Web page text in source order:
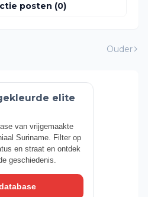
posten (0)
Ouder
elite
van vrijgemaakte
Suriname. Filter op
en straat en ontdek
geschiedenis.